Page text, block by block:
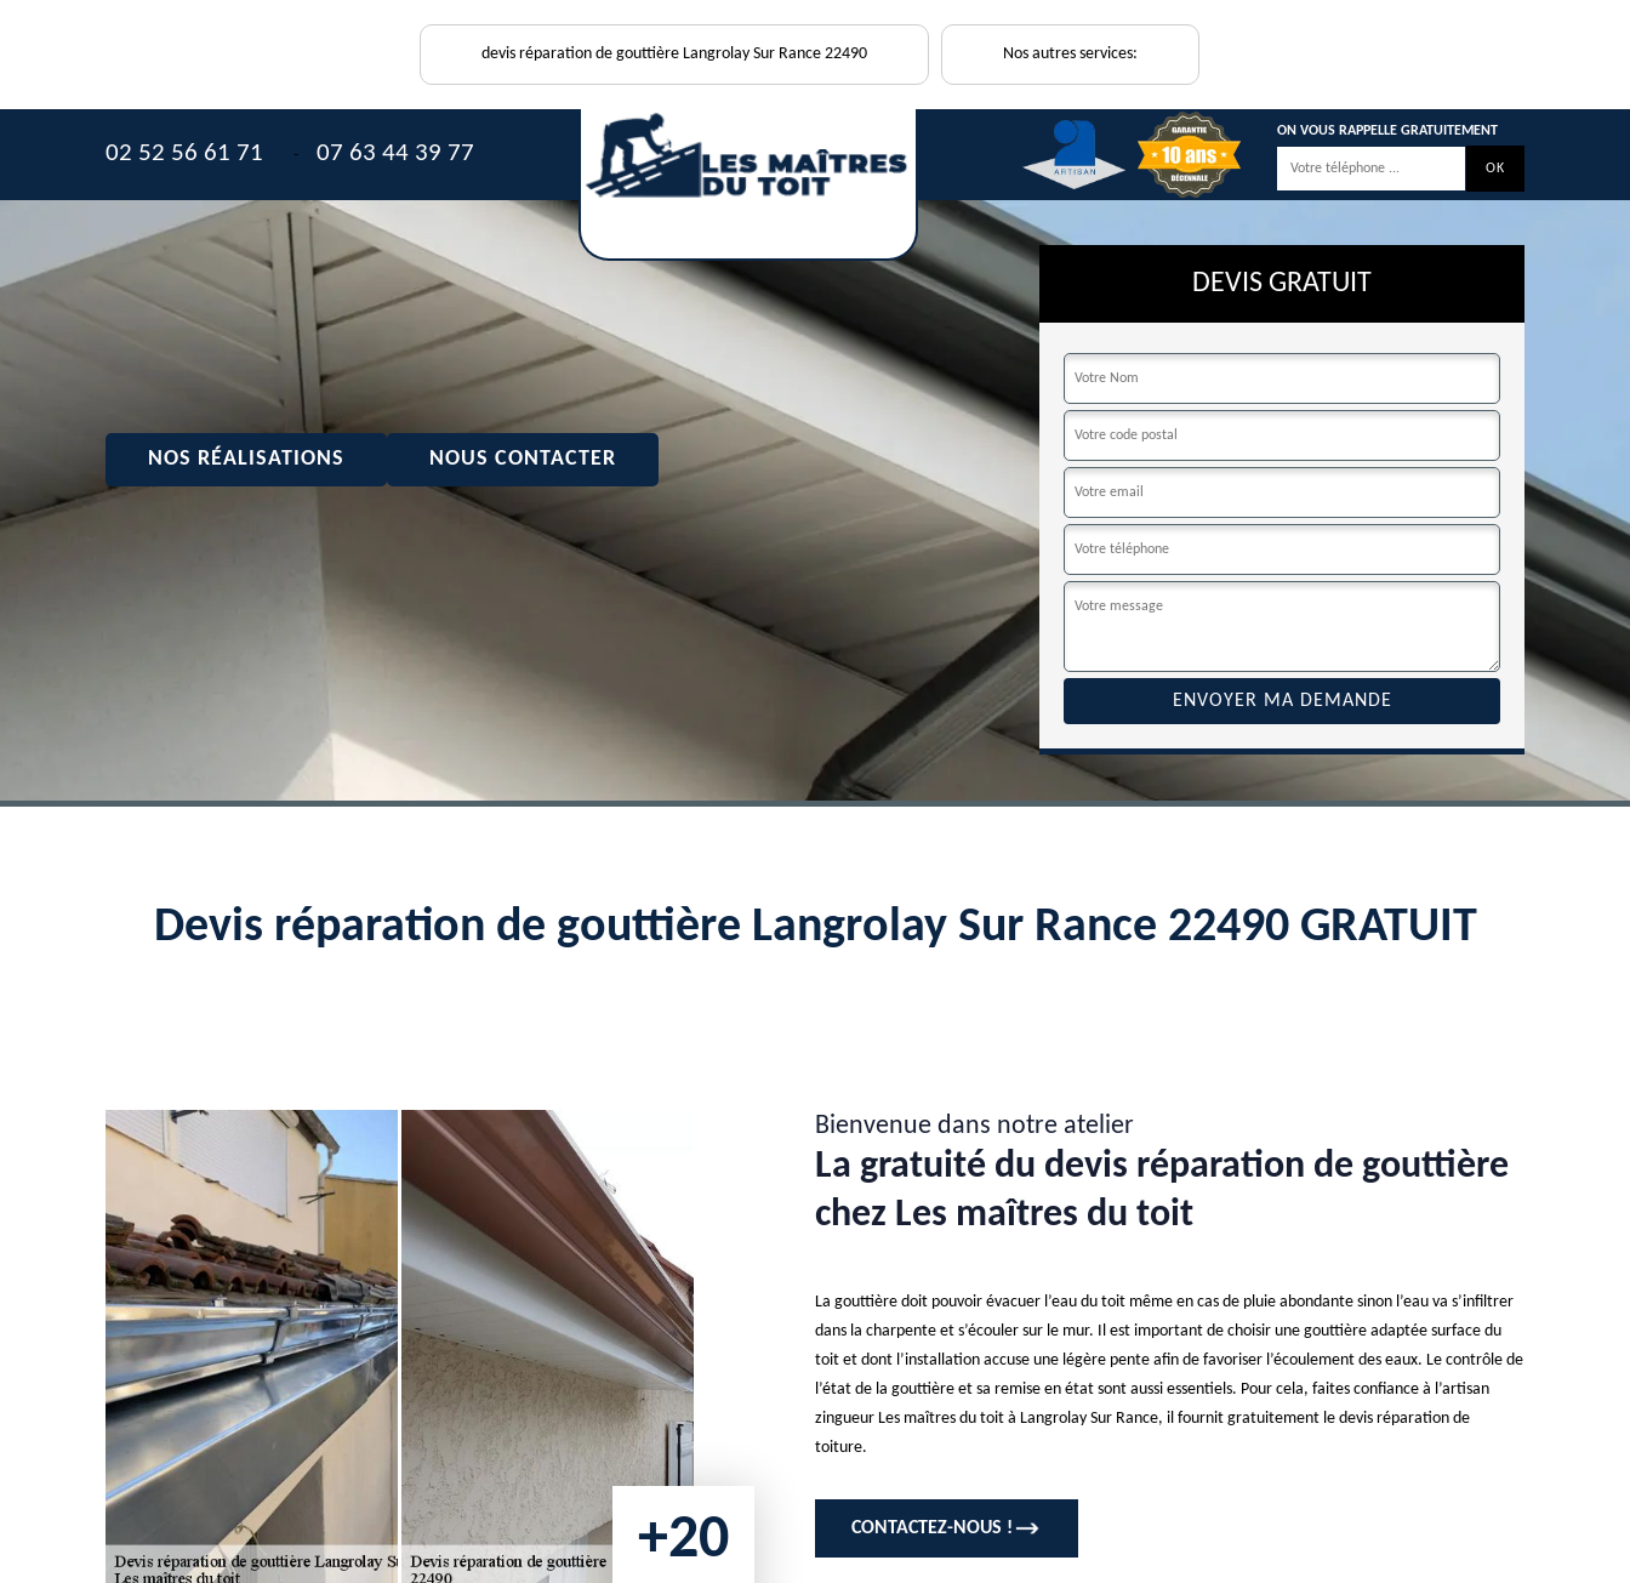
devis réparation de gouttière Langrolay Sur Rance 22490 Nos autres services:
02 52 56 61 71 - 07 63 44 39 77
ON VOUS RAPPELLE GRATUITEMENT
NOS RÉALISATIONS NOUS CONTACTER
DEVIS GRATUIT
Devis réparation de gouttière Langrolay Sur Rance 22490 GRATUIT
+20
Bienvenue dans notre atelier
La gratuité du devis réparation de gouttière
chez Les maîtres du toit
La gouttière doit pouvoir évacuer l’eau du toit même en cas de pluie abondante sinon l’eau va s’infiltrer
dans la charpente et s’écouler sur le mur. Il est important de choisir une gouttière adaptée surface du
toit et dont l’installation accuse une légère pente afin de favoriser l’écoulement des eaux. Le contrôle de
l’état de la gouttière et sa remise en état sont aussi essentiels. Pour cela, faites confiance à l’artisan
zingueur Les maîtres du toit à Langrolay Sur Rance, il fournit gratuitement le devis réparation de
toiture.
CONTACTEZ-NOUS !